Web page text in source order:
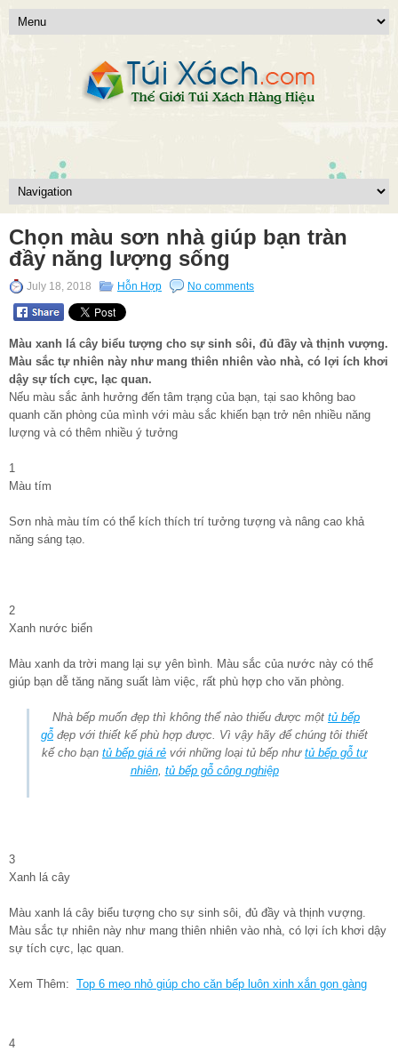
Chọn màu sơn nhà giúp bạn tràn
đầy năng lượng sống
July 18, 2018 Hỗn Hợp No comments
Màu xanh lá cây biểu tượng cho sự sinh sôi, đủ đầy và thịnh vượng.
Màu sắc tự nhiên này như mang thiên nhiên vào nhà, có lợi ích khơi
dậy sự tích cực, lạc quan.
Nếu màu sắc ảnh hưởng đến tâm trạng của bạn, tại sao không bao
quanh căn phòng của mình với màu sắc khiến bạn trở nên nhiều năng
lượng và có thêm nhiều ý tưởng
1
Màu tím
Sơn nhà màu tím có thể kích thích trí tưởng tượng và nâng cao khả
năng sáng tạo.
2
Xanh nước biển
Màu xanh da trời mang lại sự yên bình. Màu sắc của nước này có thể
giúp bạn dễ tăng năng suất làm việc, rất phù hợp cho văn phòng.
Nhà bếp muốn đẹp thì không thể nào thiếu được một tủ bếp
gỗ đẹp với thiết kế phù hợp được. Vì vậy hãy để chúng tôi thiết
kế cho bạn tủ bếp giá rẻ với những loại tủ bếp như tủ bếp gỗ tự
nhiên, tủ bếp gỗ công nghiệp
3
Xanh lá cây
Màu xanh lá cây biểu tượng cho sự sinh sôi, đủ đầy và thịnh vượng.
Màu sắc tự nhiên này như mang thiên nhiên vào nhà, có lợi ích khơi dậy
sự tích cực, lạc quan.
Xem Thêm: Top 6 mẹo nhỏ giúp cho căn bếp luôn xinh xắn gọn gàng
4